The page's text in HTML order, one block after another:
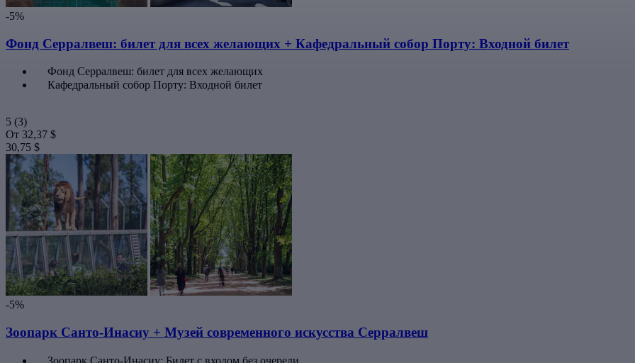
-5%
Фонд Серралвеш: билет для всех желающих + Кафедральный собор Порту: Входной билет
Фонд Серралвеш: билет для всех желающих
Кафедральный собор Порту: Входной билет
5 (3)
От 32,37 $
30,75 $
-5%
Зоопарк Санто-Инасиу + Музей современного искусства Серралвеш
Зоопарк Санто-Инасиу: Билет с входом без очереди